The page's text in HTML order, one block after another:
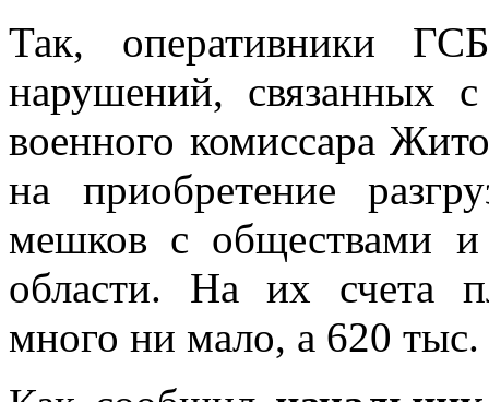
Так, оперативники
нарушений, связанных
военного комиссара
на приобретение
мешков с обществами
области. На их счета
много ни мало, а 620